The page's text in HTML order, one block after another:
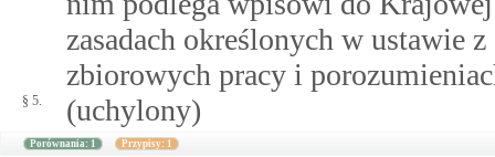
zasadach określonych w ustawie
zbiorowych pracy i
§ 5. (uchylony)
Porównania: 1 Przypisy: 1